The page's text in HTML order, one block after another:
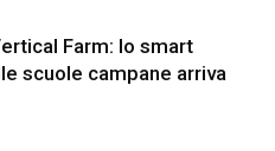
Farm: lo smart
scuole campane arriva